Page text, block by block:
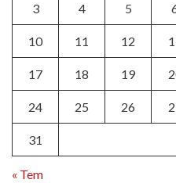
3 4 5
10 11 12
17 18 19
24 25 26
31
« Tem